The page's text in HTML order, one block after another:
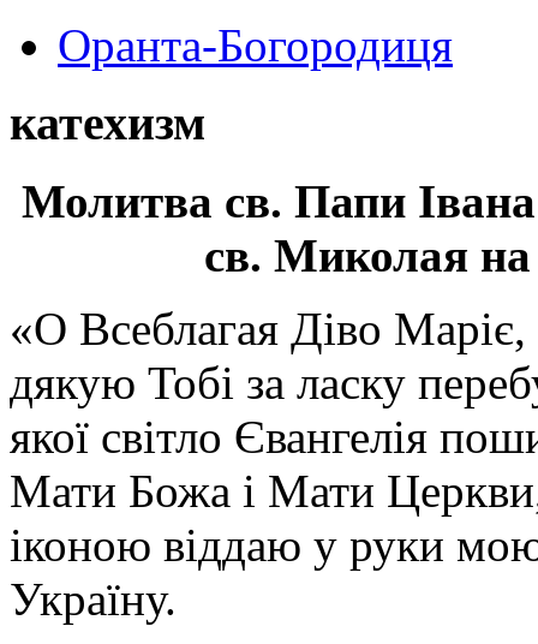
Оранта-Богородиця
катехизм
Молитва св. Папи
св. Миколая на
«О Всеблагая Діво
дякую Тобі за ласку
якої світло Євангелія
Мати Божа і Мати
іконою віддаю у руки
Україну.